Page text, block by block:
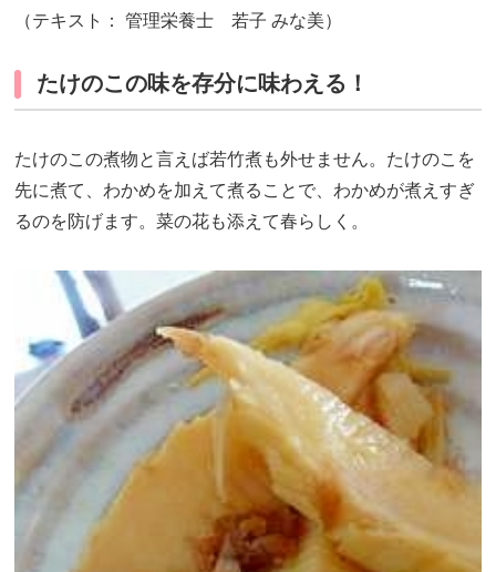
（テキスト： 管理栄養士 若子 みな美）
たけのこの味を存分に味わえる！
たけのこの煮物と言えば若竹煮も外せません。たけのこを
先に煮て、わかめを加えて煮ることで、わかめが煮えすぎ
るのを防げます。菜の花も添えて春らしく。